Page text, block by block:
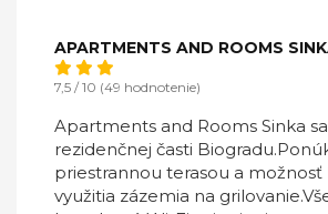
APARTMENTS AND ROOMS
7,5 / 10 (49 hodnotenie)
Apartments and Rooms Sinka
rezidenčnej časti
priestrannou terasou a
využitia zázemia na